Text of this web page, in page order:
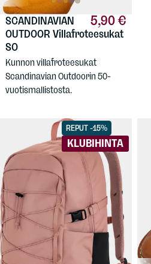
5,90 €
SCANDINAVIAN
OUTDOOR Villafroteesukat
SO
Kunnon villafroteesukat
Scandinavian Outdoorin 50-
vuotismallistosta.
REPUT -15%
KLUBIHINTA